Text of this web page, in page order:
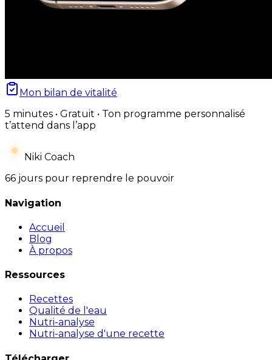
Mon bilan de vitalité
5 minutes • Gratuit • Ton programme personnalisé
t’attend dans l’app
Niki Coach
66 jours pour reprendre le pouvoir
Navigation
Accueil
Blog
À propos
Ressources
Recettes
Qualité de l'eau
Nutri-analyse
Nutri-analyse d'une recette